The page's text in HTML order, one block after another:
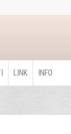
LINK INFO